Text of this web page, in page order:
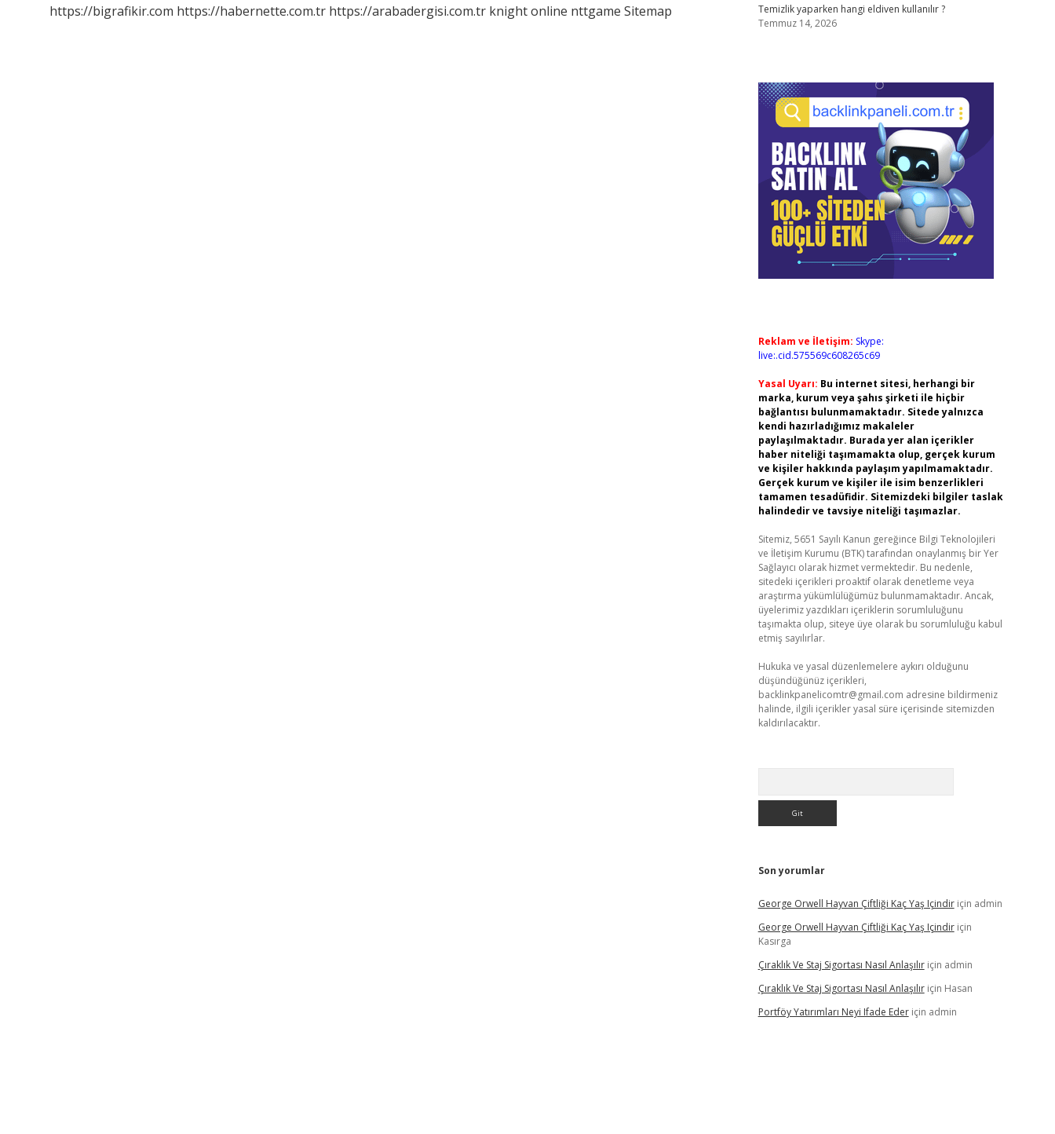
https://bigrafikir.com https://habernette.com.tr https://arabadergisi.com.tr knight online nttgame Sitemap
Temizlik yaparken hangi eldiven kullanılır ?
Temmuz 14, 2026
Reklam ve İletişim: Skype:
live:.cid.575569c608265c69
Yasal Uyarı: Bu internet sitesi, herhangi bir
marka, kurum veya şahıs şirketi ile hiçbir
bağlantısı bulunmamaktadır. Sitede yalnızca
kendi hazırladığımız makaleler
paylaşılmaktadır. Burada yer alan içerikler
haber niteliği taşımamakta olup, gerçek kurum
ve kişiler hakkında paylaşım yapılmamaktadır.
Gerçek kurum ve kişiler ile isim benzerlikleri
tamamen tesadüfidir. Sitemizdeki bilgiler taslak
halindedir ve tavsiye niteliği taşımazlar.
Sitemiz, 5651 Sayılı Kanun gereğince Bilgi Teknolojileri
ve İletişim Kurumu (BTK) tarafından onaylanmış bir Yer
Sağlayıcı olarak hizmet vermektedir. Bu nedenle,
sitedeki içerikleri proaktif olarak denetleme veya
araştırma yükümlülüğümüz bulunmamaktadır. Ancak,
üyelerimiz yazdıkları içeriklerin sorumluluğunu
taşımakta olup, siteye üye olarak bu sorumluluğu kabul
etmiş sayılırlar.
Hukuka ve yasal düzenlemelere aykırı olduğunu
düşündüğünüz içerikleri,
backlinkpanelicomtr@gmail.com adresine bildirmeniz
halinde, ilgili içerikler yasal süre içerisinde sitemizden
kaldırılacaktır.
Son yorumlar
George Orwell Hayvan Çiftliği Kaç Yaş Içindiriçin admin
George Orwell Hayvan Çiftliği Kaç Yaş Içindiriçin
Kasırga
Çıraklık Ve Staj Sigortası Nasıl Anlaşılıriçin admin
Çıraklık Ve Staj Sigortası Nasıl Anlaşılıriçin Hasan
Portföy Yatırımları Neyi Ifade Ederiçin admin